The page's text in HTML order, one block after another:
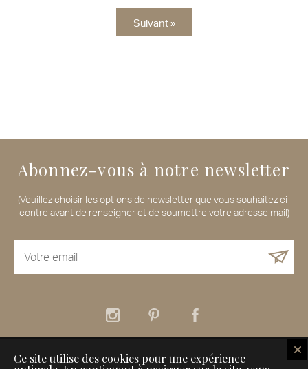
Suivant »
Abonnez-vous à notre newsletter
(Veuillez choisir les options de newsletter que vous souhaitez ci-
contre avant de renseigner et de soumettre votre adresse mail)
À propos Nos services Nos Maisons de Voyageurs
Ce site utilise des cookies pour une expérience